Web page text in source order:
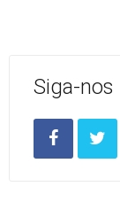
Siga-nos